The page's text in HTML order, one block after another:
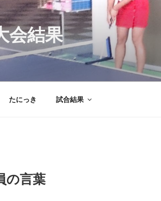
会結果
たにっき 試合結果
の言葉